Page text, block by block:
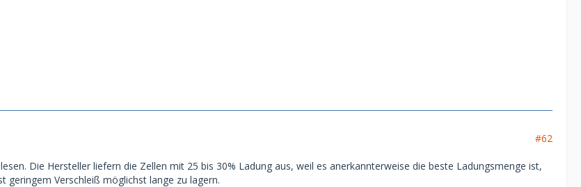
#62
Die Hersteller liefern die Zellen mit 25 bis 30% Ladung aus, weil es anerkannterweise die beste Ladungsmenge ist,
geringem Verschleiß möglichst lange zu lagern.